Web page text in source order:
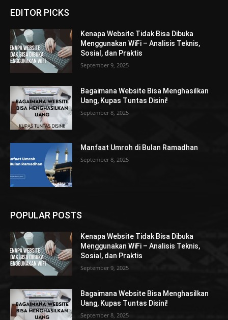
EDITOR PICKS
Kenapa Website Tidak Bisa Dibuka
Menggunakan WiFi – Analisis Teknis,
Sosial, dan Praktis
September 9, 2025
Bagaimana Website Bisa Menghasilkan
Uang, Kupas Tuntas Disini!
September 8, 2025
Manfaat Umroh di Bulan Ramadhan
September 8, 2025
POPULAR POSTS
Kenapa Website Tidak Bisa Dibuka
Menggunakan WiFi – Analisis Teknis,
Sosial, dan Praktis
September 9, 2025
Bagaimana Website Bisa Menghasilkan
Uang, Kupas Tuntas Disini!
September 8, 2025